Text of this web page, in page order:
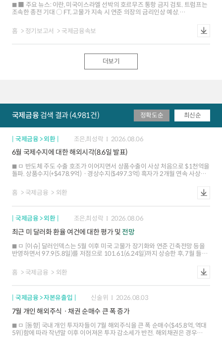
■ 주요 뉴스: 이란, 미국이스라엘 선박의 호르무즈 통항 금지 검토. 트럼프는
조속한 종전 기대 ○ FT, 고물가 지속 시 연준 의장의 금리인상 예상.
수준 지속. 2/4분기 노동생산성은 예상치 상회 ■ 해외시각: 미국 7월
고용보고서, 인플레이션 중요성으로 금리 영향은 제한적 예상 ○ 美日 외환시장
[-0.2%], 달러화 강세[+0.3%], 금리 상승[+7bp] ○ 주가: 미국 SP500지수는
미국과 이란의 갈등 심화 우려 등으로 하락 유로 Stoxx600지수는 일부 기업의
실적 개선 등으로 0.2% 상승 ○ 환율: 달러화지수는 안전자산 선호 강화 등으로
홈 정기보고서 국제금융속보
더보기
국제금융검색 결과 (4,981건) 정확도순 최신순
국제금융 > 외환 조은,최성락 2026.08.06
6월 국제수지에 대한 해외시각(8.6일 발표)
ㅁ 반도체 주도 수출 호조가 이어지면서 상품수출이 사상 처음으로 $1천억을
돌파. 상품수지(+$478.9억)ㆍ경상수지($497.3억) 흑자가 2개월 연속 사상
지속될 것으로 전망하는 가운데, 외국인 주식자금 순유입 재개 가능성도
존재하는 것으로 평가 ㅁ 경상수지 흑자의 호조 지속과 외국인 주식자금 재유입
홈 국제금융 외환
국제금융 > 외환 조은,최성락 2026.08.06
최근 미 달러화 환율 여건에 대한 평가 및 전망
ㅁ [이슈] 달러인덱스는 5월 이후 미국 고물가 장기화와 연준 긴축전망 등을
반영하면서 97.9(5.8일)를 저점으로 101.61(6.24일)까지 상승한 후, 7월 들어
둔화 등에 따른 연준의 연내 긴축 전망 후퇴와 엔화 강세 등이 달러화 약세
압력으로 작용 ㅇ 다만 중동지역 긴장 지속에 따른 고유가 고착화 우려, 미국
달러화 향방을 주도. AI 산업 사이클도 달러화의 주요 동인으로 부상 ㅇ
통화정책 및 금리차 전망의 불확실성이 높아졌으나, 대체로 미국과 주요국 간
금리차가 크게 확대되기는 어려운 여건 ㅇ (경제흐름 강세요인) 미국
고용ㆍ심리지표가 일시적으로 부진한 흐름을 보이면서 성장둔화 우려가
제기되었지만, 상대적 성장 우위에 대한 전망이 달러화를 지지 ㅇ (AI 이슈 단기
홈 국제금융 외환
국제금융 > 자본유출입 신술위 2026.08.03
7월 개인 해외주식ㆍ채권 순매수 큰 폭 증가
ㅁ [동향] 국내 개인 투자자들이 7월 해외주식을 큰 폭 순매수($45.8억, 역대
5위)함에 따라 작년말 이후 이어져온 투자 감소세가 반전. 해외채권은 경우